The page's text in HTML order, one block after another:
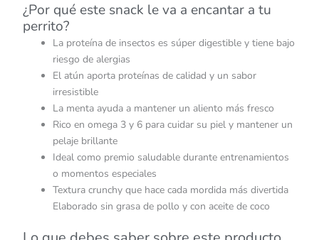
¿Por qué este snack le va a encantar a tu
perrito?
La proteína de insectos es súper digestible y tiene bajo
riesgo de alergias
El atún aporta proteínas de calidad y un sabor
irresistible
La menta ayuda a mantener un aliento más fresco
Rico en omega 3 y 6 para cuidar su piel y mantener un
pelaje brillante
Ideal como premio saludable durante entrenamientos
o momentos especiales
Textura crunchy que hace cada mordida más divertida
Elaborado sin grasa de pollo y con aceite de coco